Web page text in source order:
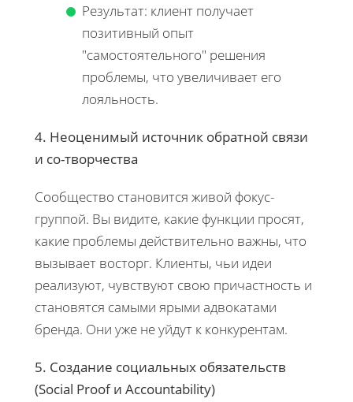
Результат: клиент получает
позитивный опыт
"самостоятельного" решения
проблемы, что увеличивает его
лояльность.
4. Неоценимый источник обратной связи
и со-творчества
Сообщество становится живой фокус-
группой. Вы видите, какие функции просят,
какие проблемы действительно важны, что
вызывает восторг. Клиенты, чьи идеи
реализуют, чувствуют свою причастность и
становятся самыми ярыми адвокатами
бренда. Они уже не уйдут к конкурентам.
5. Создание социальных обязательств
(Social Proof и Accountability)